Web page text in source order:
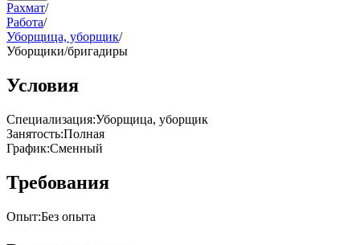
Рахмат/
Работа/
Уборщица, уборщик/
Уборщики/бригадиры
Условия
Специализация:Уборщица, уборщик
Занятость:Полная
График:Сменный
Требования
Опыт:Без опыта